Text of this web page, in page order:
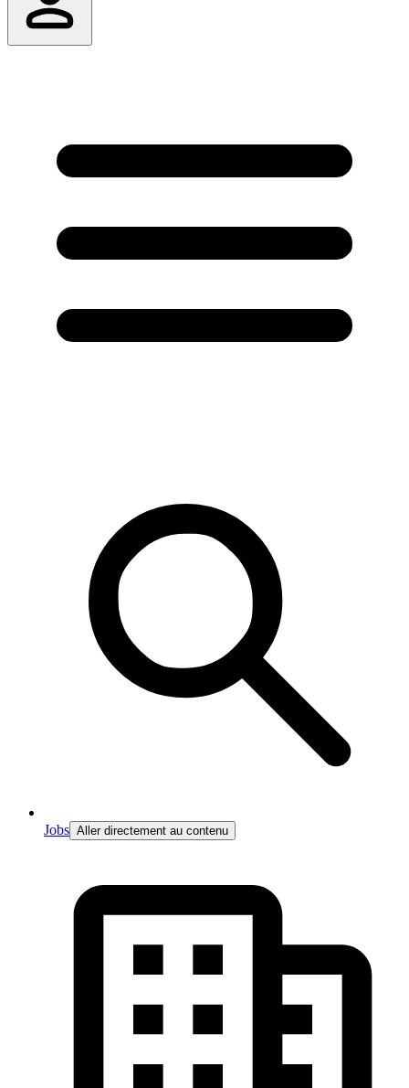
Jobs Aller directement au contenu